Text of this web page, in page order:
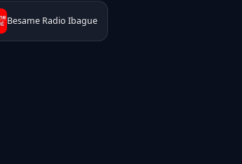
Besame Radio Ibague